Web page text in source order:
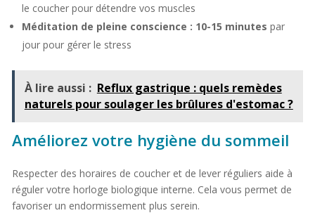
le coucher pour détendre vos muscles
Méditation de pleine conscience : 10-15 minutes par
jour pour gérer le stress
À lire aussi : Reflux gastrique : quels remèdes
naturels pour soulager les brûlures d'estomac ?
Améliorez votre hygiène du sommeil
Respecter des horaires de coucher et de lever réguliers aide à
réguler votre horloge biologique interne. Cela vous permet de
favoriser un endormissement plus serein.